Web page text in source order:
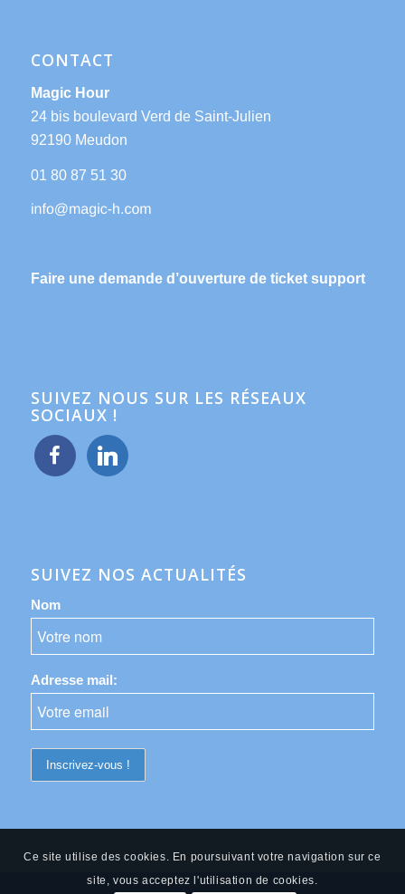
CONTACT
Magic Hour
24 bis boulevard Verd de Saint-Julien
92190 Meudon
01 80 87 51 30
Faire une demande d’ouverture de ticket support
SUIVEZ NOUS SUR LES RÉSEAUX
SOCIAUX !
facebook linkedin
SUIVEZ NOS ACTUALITÉS
Nom
Adresse mail:
Ce site utilise des cookies. En poursuivant votre navigation sur ce
site, vous acceptez l'utilisation de cookies.